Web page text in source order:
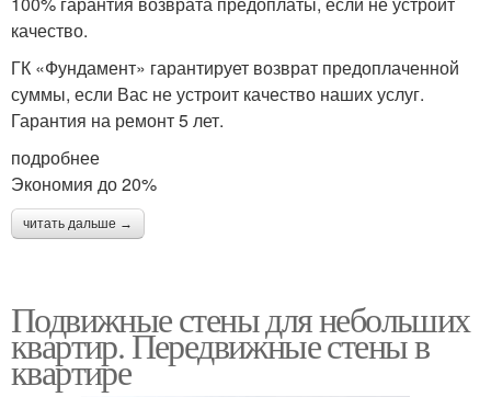
качество.
ГК «Фундамент» гарантирует возврат предоплаченной
суммы, если Вас не устроит качество наших услуг.
Гарантия на ремонт 5 лет.
подробнее
Экономия до 20%
читать дальше →
Подвижные стены для небольших
квартир. Передвижные стены в
квартире